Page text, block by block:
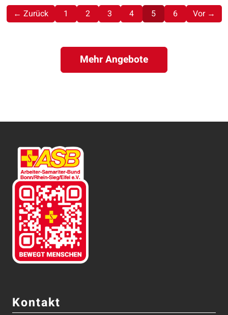
← Zurück 1 2 3 4 5(aktuell)
6 Vor →
Mehr Angebote
Kontakt